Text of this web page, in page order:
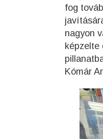
fog
nagyon
képzelte
Kómár